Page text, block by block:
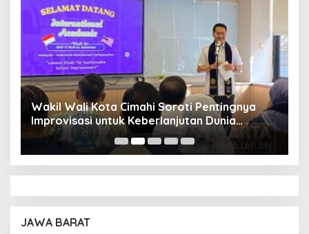
Wakil Wali Kota Cimahi Soroti Pentingnya
Improvisasi untuk Keberlanjutan Dunia
Pendidikan
JAWA BARAT